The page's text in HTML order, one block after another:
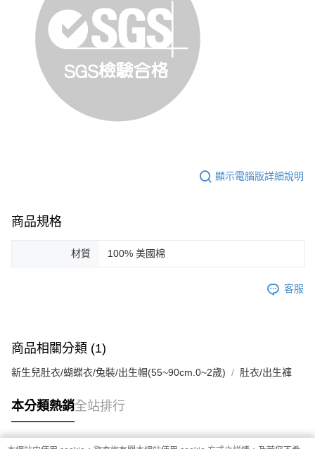
顯示電腦版詳細說明
商品規格
材質 100% 美國棉
客服
商品相關分類 (1)
新生兒肚衣/蝴蝶衣/兔裝/出生帽(55~90cm.0~2歲) 肚衣/出生褲
本分類熱銷全站排行